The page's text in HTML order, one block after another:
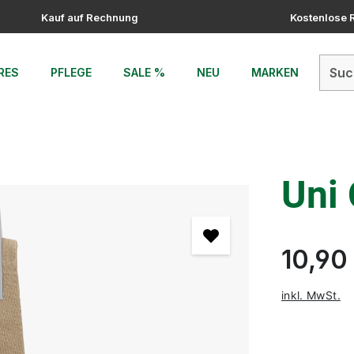
Kauf auf Rechnung Kostenlose
PFLEGE SALE % NEU MARKEN
Uni
10,90
inkl. MwSt.